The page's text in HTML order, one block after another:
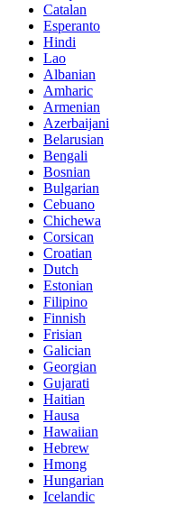
Catalan
Esperanto
Hindi
Lao
Albanian
Amharic
Armenian
Azerbaijani
Belarusian
Bengali
Bosnian
Bulgarian
Cebuano
Chichewa
Corsican
Croatian
Dutch
Estonian
Filipino
Finnish
Frisian
Galician
Georgian
Gujarati
Haitian
Hausa
Hawaiian
Hebrew
Hmong
Hungarian
Icelandic